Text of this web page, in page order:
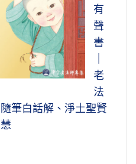
有
聲
書
老
法
筆白話解、淨土聖賢